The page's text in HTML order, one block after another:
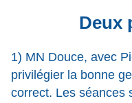
Deux
1) MN Douce, avec
privilégier la bonne
correct. Les séances